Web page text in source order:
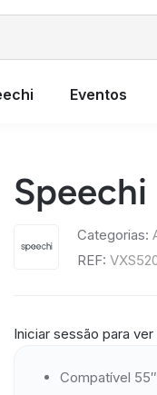
Eventos
Speechi
Categorias:
REF:
Iniciar sessão para
Compatível